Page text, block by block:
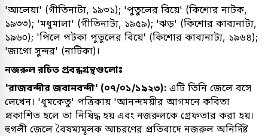
'আলেয়া' (গীতিনাট্য, ১৯৩১); 'পুতুলের বিয়ে' (কিশোর নাটক,
১৯৩৩); 'মধুমালা' (গীতিনাট্য, ১৯৫৯); 'ঝড়' (কিশোর কাব্যনাট্য,
১৯৬০); 'পিলে পটকা পুতুলের বিয়ে' (কিশোর কাব্যনাট্য, ১৯৬৪);
'জাগো সুন্দর' (নাটিকা)।
নজরুল রচিত প্রবন্ধগ্রন্থগুলোঃ
'রাজবন্দীর জবানবন্দী' (০৭/০১/১৯২৩): এটি তিনি জেলে বসে
লেখেন। 'ধূমকেতু' পত্রিকায় 'আনন্দময়ীর আগমনে কবিতা
প্রকাশিত হলে তা নিষিদ্ধ হয় এবং নজরুলকে গ্রেফতার করা হয়।
হুগলী জেলে বৈষম্যমূলক আচরণের প্রতিবাদে নজরুল অনির্দিষ্ট